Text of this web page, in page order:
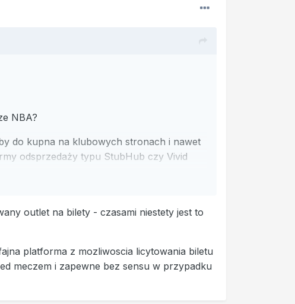
NBA?
do kupna na klubowych stronach i nawet
odsprzedaży typu StubHub czy Vivid
Jest dostępna na oficjalnych stronach
outlet na bilety - czasami niestety jest to
platforma z mozliwoscia licytowania biletu
meczem i zapewne bez sensu w przypadku